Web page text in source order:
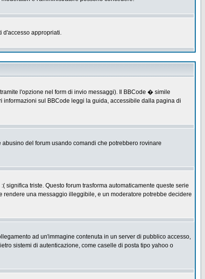
d'accesso appropriati.
l'opzione nel form di invio messaggi). Il BBCode � simile
sul BBCode leggi la guida, accessibile dalla pagina di
del forum usando comandi che potrebbero rovinare
triste. Questo forum trasforma automaticamente queste serie
una messaggio illeggibile, e un moderatore potrebbe decidere
ad un'immagine contenuta in un server di pubblico accesso,
sistemi di autenticazione, come caselle di posta tipo yahoo o